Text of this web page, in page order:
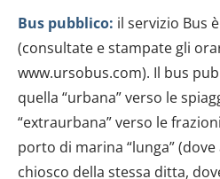
Bus pubblico: il servizio Bus
(consultate e stampate gli
www.ursobus.com). Il bus
quella “urbana” verso le
“extraurbana” verso le
porto di marina “lunga” (dove
chiosco della stessa ditta,